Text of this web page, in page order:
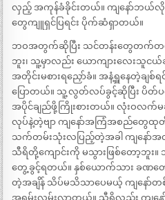
လှည့် အကုန်ခံခိုင်းတယ်။ ကျနော်ဘယ်လိုမ
တွေကျူရှင်ပြရင်း ပိုက်ဆံရှာတယ်။
ဘဝအတွက်ဆိုပြီး သင်တန်းတွေတက်တယိ
ဘူး၊ သူ့မှာလည်း ယောကျားလေးသူငယ်
အတိုင်းမစားရညှော်ခံ။ အနံ့ရှူနေတဲ့ချ
ပြောတယ်။ သူ့လွတ်လပ်ခွင့်ဆိုပြီး ပိတ်
အပိုင်ချည်ဖို့ကြိုးစားတယ်။ လုံးဝလ
လုပ်နဲ့တဲ့ဗျာ ကျနော်အကြံအစည်တွေထုတ်န
သက်တမ်းသုံးလပြည့်တဲ့အခါ ကျနော်အလု
သီရိတို့ကျောင်းကို မသွားဖြစ်တော့ဘူး
တွေ့ခွင့်ရတယ်။ နှစ်ယောက်သား ခဏတော့
တဲ့အချိန် သိပ်မသိသာပေမယ့် ကျနော်
အရမ်းလွမ်းလာတယ်။ သီရိလည်း ကျနေ